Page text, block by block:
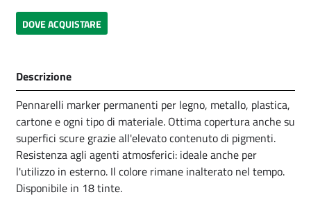
DOVE ACQUISTARE
Descrizione
Pennarelli marker permanenti per legno, metallo, plastica,
cartone e ogni tipo di materiale. Ottima copertura anche su
superfici scure grazie all'elevato contenuto di pigmenti.
Resistenza agli agenti atmosferici: ideale anche per
l'utilizzo in esterno. Il colore rimane inalterato nel tempo.
Disponibile in 18 tinte.